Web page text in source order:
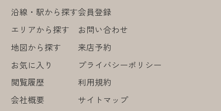
沿線・駅から探す
エリアから探す
地図から探す
お気に入り
閲覧履歴
会社概要
会員登録
お問い合わせ
来店予約
プライバシーポリシー
利用規約
サイトマップ